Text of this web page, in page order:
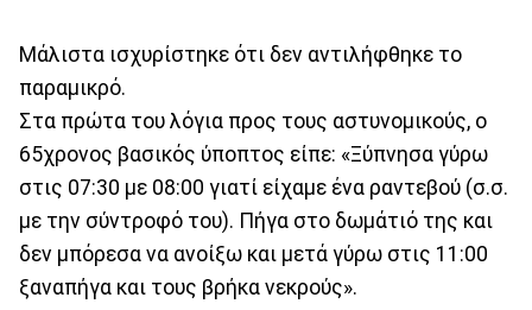
Μάλιστα ισχυρίστηκε ότι δεν αντιλήφθηκε το
παραμικρό.
Στα πρώτα του λόγια προς τους αστυνομικούς, ο
65χρονος βασικός ύποπτος είπε: «Ξύπνησα γύρω
στις 07:30 με 08:00 γιατί είχαμε ένα ραντεβού (σ.σ.
με την σύντροφό του). Πήγα στο δωμάτιό της και
δεν μπόρεσα να ανοίξω και μετά γύρω στις 11:00
ξαναπήγα και τους βρήκα νεκρούς».